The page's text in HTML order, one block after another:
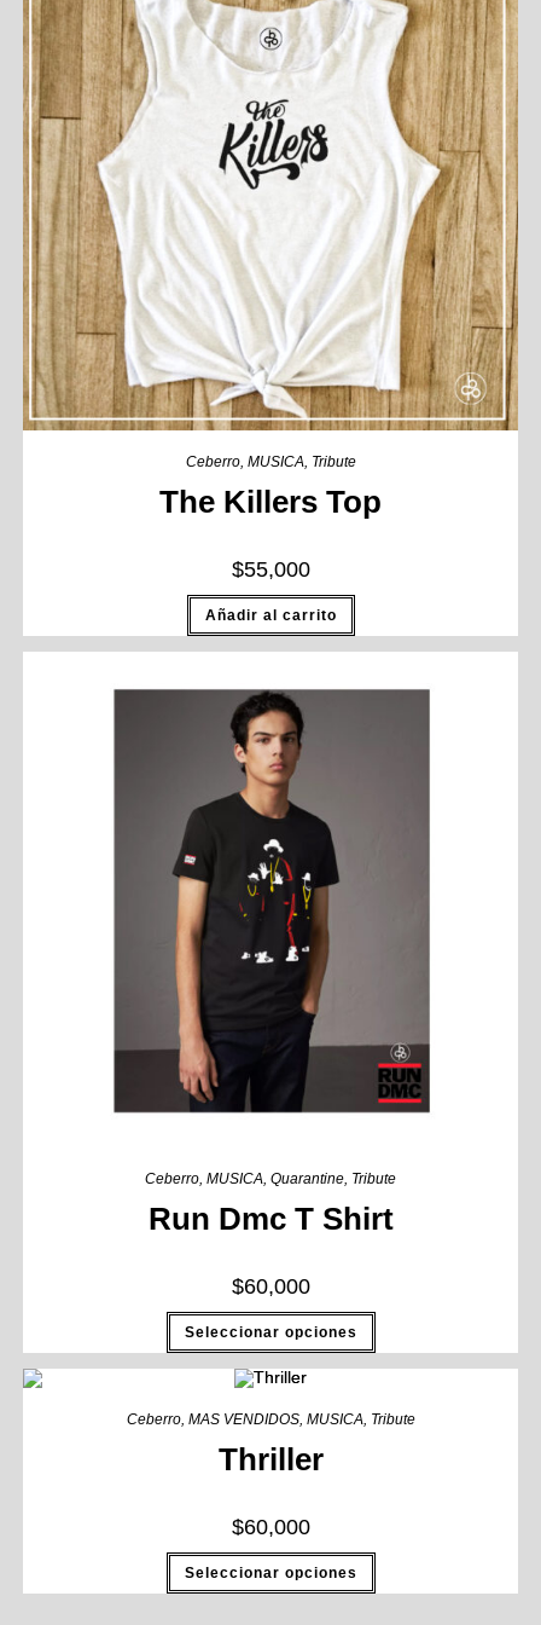
Ceberro, MUSICA, Tribute
The Killers Top
$55,000
Añadir al carrito
Ceberro, MUSICA, Quarantine, Tribute
Run Dmc T Shirt
$60,000
Seleccionar opciones
Ceberro, MAS VENDIDOS, MUSICA, Tribute
Thriller
$60,000
Seleccionar opciones